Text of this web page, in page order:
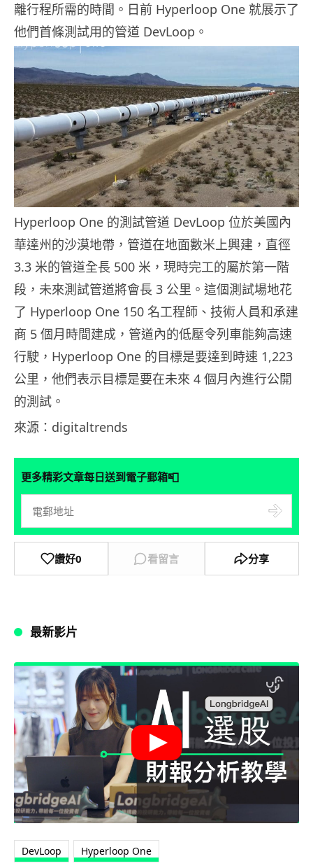
離行程所需的時間。日前 Hyperloop One 就展示了
他們首條測試用的管道 DevLoop。
Hyperloop One 的測試管道 DevLoop 位於美國內
華達州的沙漠地帶，管道在地面數米上興建，直徑
3.3 米的管道全長 500 米，現時完工的屬於第一階
段，未來測試管道將會長 3 公里。這個測試場地花
了 Hyperloop One 150 名工程師、技術人員和承建
商 5 個月時間建成，管道內的低壓令列車能夠高速
行駛，Hyperloop One 的目標是要達到時速 1,223
公里，他們表示目標是要在未來 4 個月內進行公開
的測試。
來源：digitaltrends
更多精彩文章每日送到電子郵箱📮
讚好0 看留言 分享
最新影片
DevLoop Hyperloop One